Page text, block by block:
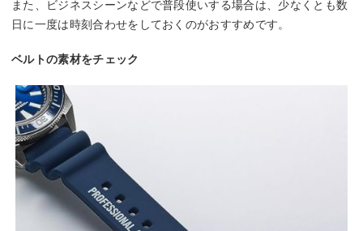
また、ビジネスシーンなどで普段使いする場合は、少なくとも数
日に一度は時刻合わせをしておくのがおすすめです。
ベルトの素材をチェック